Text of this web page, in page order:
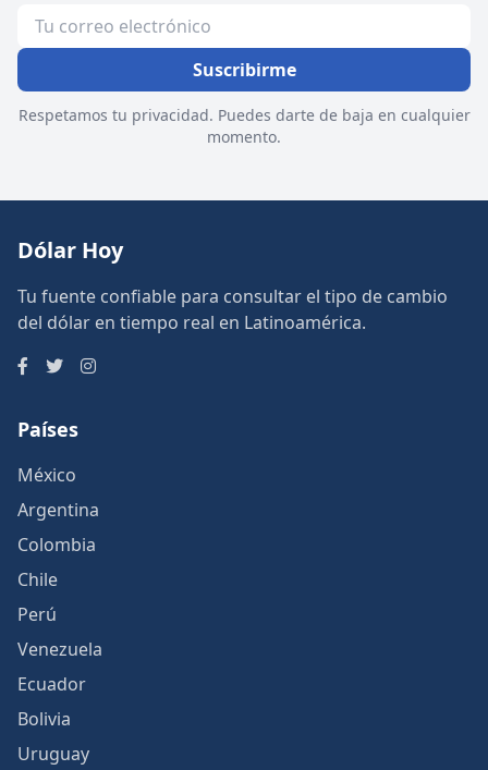
Suscribirme
Respetamos tu privacidad. Puedes darte de baja en cualquier
momento.
Dólar Hoy
Tu fuente confiable para consultar el tipo de cambio
del dólar en tiempo real en Latinoamérica.
Países
México
Argentina
Colombia
Chile
Perú
Venezuela
Ecuador
Bolivia
Uruguay